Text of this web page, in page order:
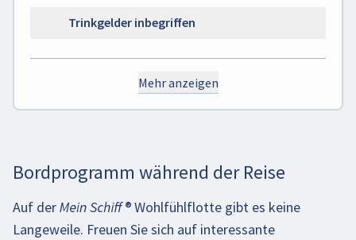
Trinkgelder inbegriffen
Mehr anzeigen
Bordprogramm während der Reise
Auf derMein Schiff®Wohlfühlflotte gibt es keine
Langeweile. Freuen Sie sich auf interessante